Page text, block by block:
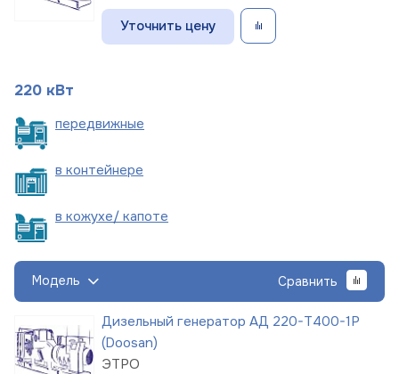
Уточнить цену
220 кВт
передвижные
в контейнере
в кожухе/ капоте
Модель Сравнить
Дизельный генератор АД 220-Т400-1Р
(Doosan)
ЭТРО